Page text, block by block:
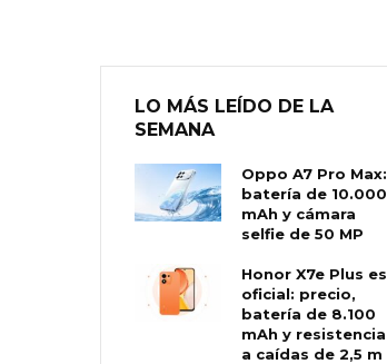
LO MÁS LEÍDO DE LA
SEMANA
Oppo A7 Pro Max:
batería de 10.000
mAh y cámara
selfie de 50 MP
Honor X7e Plus es
oficial: precio,
batería de 8.100
mAh y resistencia
a caídas de 2,5 m